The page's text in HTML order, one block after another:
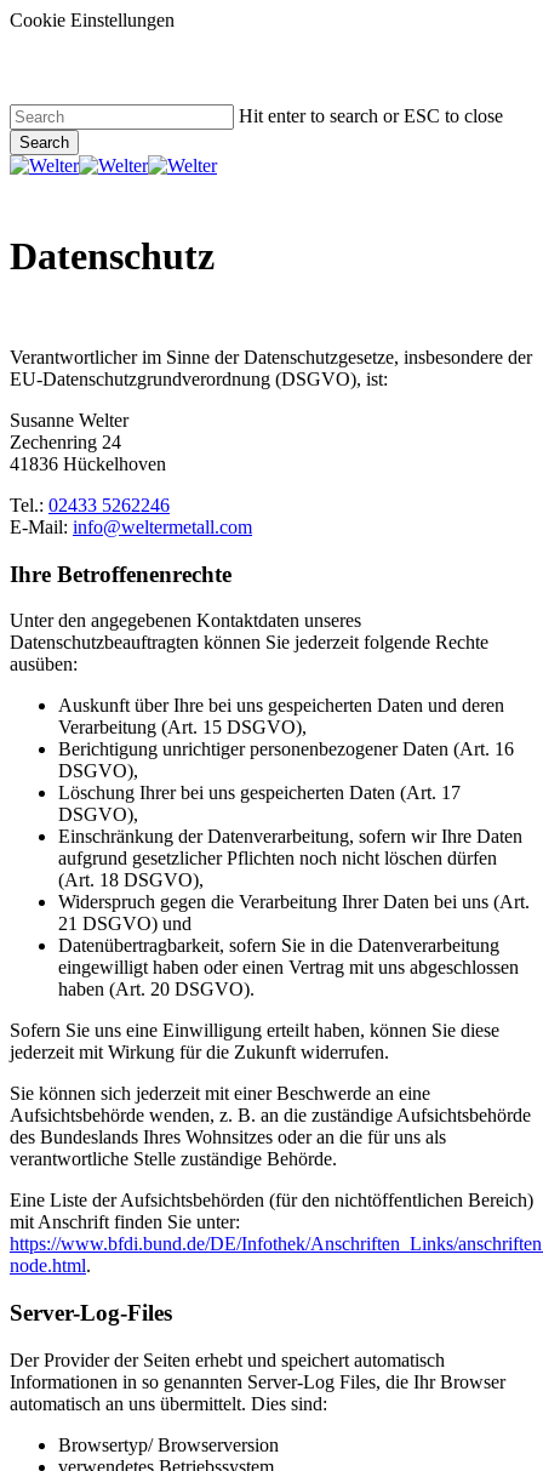
Cookie Einstellungen
content
Hit enter to search or ESC to close
Search
Close
Datenschutz
Verantwortlicher im Sinne der Datenschutzgesetze, insbesondere der
EU-Datenschutzgrundverordnung (DSGVO), ist:
Susanne Welter
Zechenring 24
41836 Hückelhoven
Tel.: 02433 5262246
E-Mail: info@weltermetall.com
Ihre Betroffenenrechte
Unter den angegebenen Kontaktdaten unseres
Datenschutzbeauftragten können Sie jederzeit folgende Rechte
ausüben:
Auskunft über Ihre bei uns gespeicherten Daten und deren
Verarbeitung (Art. 15 DSGVO),
Berichtigung unrichtiger personenbezogener Daten (Art. 16
DSGVO),
Löschung Ihrer bei uns gespeicherten Daten (Art. 17
DSGVO),
Einschränkung der Datenverarbeitung, sofern wir Ihre Daten
aufgrund gesetzlicher Pflichten noch nicht löschen dürfen
(Art. 18 DSGVO),
Widerspruch gegen die Verarbeitung Ihrer Daten bei uns (Art.
21 DSGVO) und
Datenübertragbarkeit, sofern Sie in die Datenverarbeitung
eingewilligt haben oder einen Vertrag mit uns abgeschlossen
haben (Art. 20 DSGVO).
Sofern Sie uns eine Einwilligung erteilt haben, können Sie diese
jederzeit mit Wirkung für die Zukunft widerrufen.
Sie können sich jederzeit mit einer Beschwerde an eine
Aufsichtsbehörde wenden, z. B. an die zuständige Aufsichtsbehörde
des Bundeslands Ihres Wohnsitzes oder an die für uns als
verantwortliche Stelle zuständige Behörde.
Eine Liste der Aufsichtsbehörden (für den nichtöffentlichen Bereich)
mit Anschrift finden Sie unter:
https://www.bfdi.bund.de/DE/Infothek/Anschriften_Links/
node.html.
Server-Log-Files
Der Provider der Seiten erhebt und speichert automatisch
Informationen in so genannten Server-Log Files, die Ihr Browser
automatisch an uns übermittelt. Dies sind:
Browsertyp/ Browserversion
verwendetes Betriebssystem